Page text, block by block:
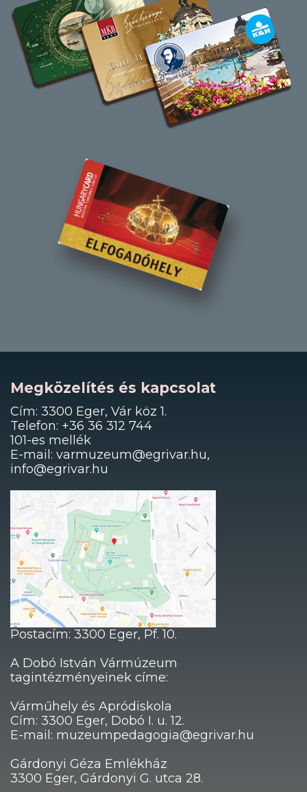
Megközelítés és kapcsolat
Cím: 3300 Eger, Vár köz 1.
Telefon: +36 36 312 744
101-es mellék
E-mail: varmuzeum@egrivar.hu,
info@egrivar.hu
Postacím: 3300 Eger, Pf. 10.
A Dobó István Vármúzeum
tagintézményeinek címe:
Várműhely és Apródiskola
Cím: 3300 Eger, Dobó I. u. 12.
E-mail: muzeumpedagogia@egrivar.hu
Gárdonyi Géza Emlékház
3300 Eger, Gárdonyi G. utca 28.